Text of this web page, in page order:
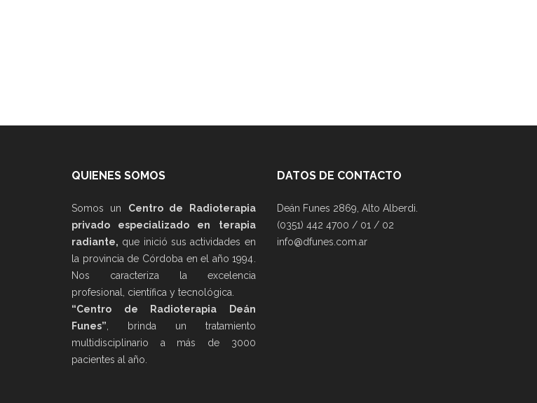
QUIENES SOMOS
Somos un Centro de Radioterapia
privado especializado en terapia
radiante, que inició sus actividades en
la provincia de Córdoba en el año 1994.
Nos caracteriza la excelencia
profesional, científica y tecnológica.
“Centro de Radioterapia Deán
Funes” , brinda un tratamiento
multidisciplinario a más de 3000
pacientes al año.
DATOS DE CONTACTO
Deán Funes 2869, Alto Alberdi.
(0351) 442 4700 / 01 / 02
info@dfunes.com.ar